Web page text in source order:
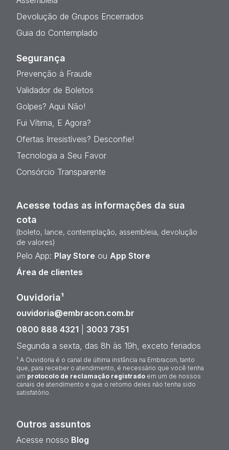
Devolução de Grupos Encerrados
Guia do Contemplado
Segurança
Prevenção à Fraude
Validador de Boletos
Golpes? Aqui Não!
Fui Vítima, E Agora?
Ofertas Irresistíveis? Desconfie!
Tecnologia a Seu Favor
Consórcio Transparente
Acesse todas as informações da sua
cota
(boleto, lance, contemplação, assembleia, devolução
de valores)
Pelo App: Play Store ou App Store
Área de clientes
Ouvidoria¹
ouvidoria@embracon.com.br
0800 888 4321
3003 7351
Segunda a sexta, das 8h às 19h, exceto feriados
¹ A Ouvidoria é o canal de última instância na Embracon, tanto
que, para receber o atendimento, é necessário que você tenha
um protocolo de reclamação registrado em um de nossos
canais de atendimento e que o retorno deles não tenha sido
satisfatório.
Outros assuntos
Acesse nosso Blog